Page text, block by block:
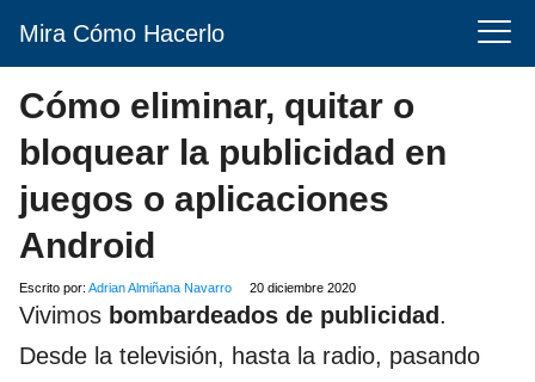
Mira Cómo Hacerlo
Cómo eliminar, quitar o
bloquear la publicidad en
juegos o aplicaciones
Android
Escrito por: Adrian Almiñana Navarro 20 diciembre 2020
Vivimos bombardeados de publicidad .
Desde la televisión, hasta la radio, pasando